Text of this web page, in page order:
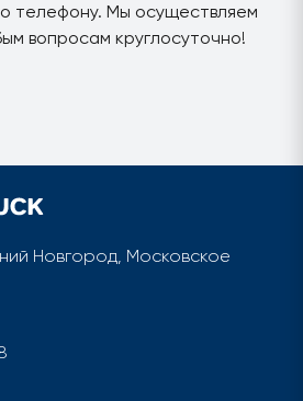
телефону. Мы осуществляем
вопросам круглосуточно!
Новгород, Московское